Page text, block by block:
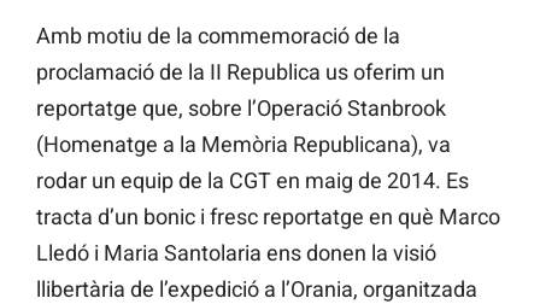
Amb motiu de la commemoració de la
proclamació de la II Republica us oferim un
reportatge que, sobre l’Operació Stanbrook
(Homenatge a la Memòria Republicana), va
rodar un equip de la CGT en maig de 2014. Es
tracta d’un bonic i fresc reportatge en què Marco
Lledó i Maria Santolaria ens donen la visió
llibertària de l’expedició a l’Orania, organitzada